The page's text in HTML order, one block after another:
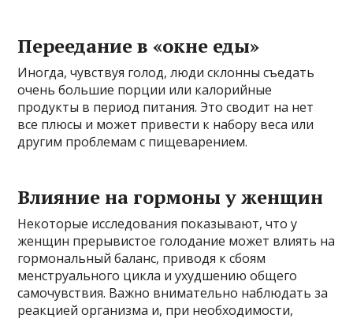
Переедание в «окне еды»
Иногда, чувствуя голод, люди склонны съедать
очень большие порции или калорийные
продукты в период питания. Это сводит на нет
все плюсы и может привести к набору веса или
другим проблемам с пищеварением.
Влияние на гормоны у женщин
Некоторые исследования показывают, что у
женщин прерывистое голодание может влиять на
гормональный баланс, приводя к сбоям
менструального цикла и ухудшению общего
самочувствия. Важно внимательно наблюдать за
реакцией организма и, при необходимости,